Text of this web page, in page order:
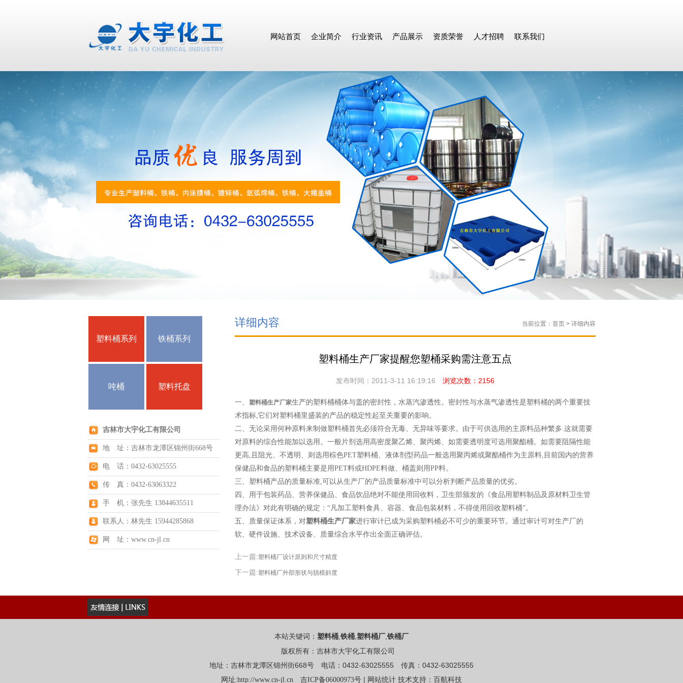
网站首页 企业简介 行业资讯 产品展示 资质荣誉 人才招聘 联系我们
塑料桶系列 铁桶系列
吨桶 塑料托盘
吉林市大宇化工有限公司
地 址：吉林市龙潭区锦州街668号
电 话：0432-63025555
传 真：0432-63063322
手 机：张先生 13844635511
联系人：林先生 15944285868
网 址：www.cn-jl.cn
详细内容 当前位置：首页 > 详细内容
塑料桶生产厂家提醒您塑桶采购需注意五点
发布时间：2011-3-11 16:19:16 浏览次数：2156
一、 塑料桶生产厂家生产的塑料桶桶体与盖的密封性，水蒸汽渗透性。密封性与水蒸气渗透性是塑料桶的两个重要技
术指标,它们对塑料桶里盛装的产品的稳定性起至关重要的影响。
二、无论采用何种原料来制做塑料桶首先必须符合无毒、无异味等要求。由于可供选用的主原料品种繁多.这就需要
对原料的综合性能加以选用。一般片剂选用高密度聚乙烯、聚丙烯、如需要透明度可选用聚酯桶。如需要阻隔性能
更高,且阻光、不透明、则选用棕色PET塑料桶、液体剂型药品一般选用聚丙烯或聚酯桶作为主原料,目前国内的营养
保健品和食品的塑料桶主要是用PET料或HDPE料做、桶盖则用PP料。
三、塑料桶产品的质量标准,可以从生产厂的产品质量标准中可以分析判断产品质量的优劣。
四、用于包装药品、营养保健品、食品饮品绝对不能使用回收料，卫生部颁发的《食品用塑料制品及原材料卫生管
理办法》对此有明确的规定：“凡加工塑料食具、容器、食品包装材料，不得使用回收塑料桶”。
五、质量保证体系，对塑料桶生产厂家进行审计已成为采购塑料桶必不可少的重要环节。通过审计可对生产厂的
软、硬件设施、技术设备、质量综合水平作出全面正确评估。
上一篇:塑料桶厂设计原则和尺寸精度
下一篇:塑料桶厂外部形状与脱模斜度
本站关键词： 塑料桶 铁桶 塑料桶厂 铁桶厂
版权所有：吉林市大宇化工有限公司
地址：吉林市龙潭区锦州街668号 电话：0432-63025555 传真：0432-63025555
网址:http://www.cn-jl.cn 吉ICP备06000973号 | 网站统计 技术支持：百航科技